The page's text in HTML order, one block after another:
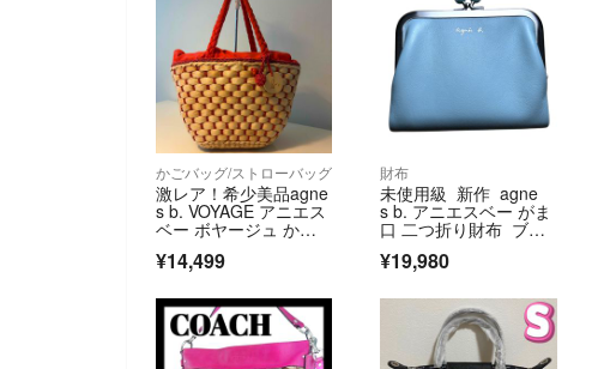
かごバッグ/ストローバッグ
激レア！希少美品agne
s b. VOYAGE アニエス
ベー ボヤージュ かご
トバッグ レッド チャ
¥14,499
財布
未使用級 新作 agne
s b. アニエスベー がま
口 二つ折り財布 ブル
¥19,980